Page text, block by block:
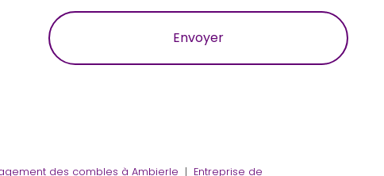
des combles à Ambierle | Entreprise de